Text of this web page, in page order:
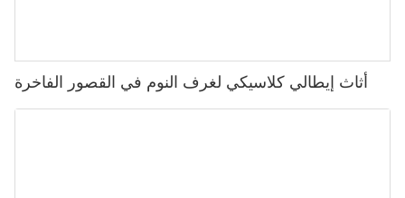
أثاث إيطالي كلاسيكي لغرف النوم في القصور الفاخرة